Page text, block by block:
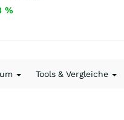
%
Tools & Vergleiche